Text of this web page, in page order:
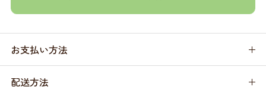
お支払い方法
配送方法